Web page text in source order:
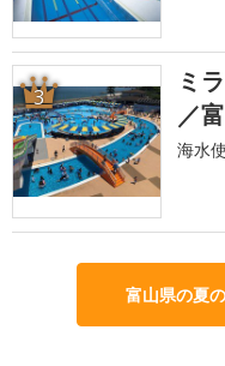
3
ミ
／
海水
富山県の夏